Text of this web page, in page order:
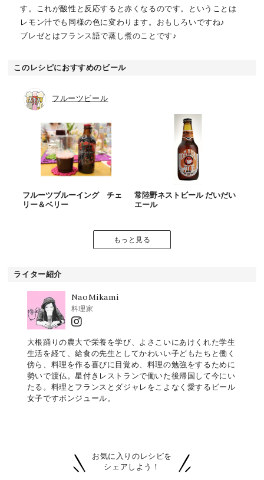
す。これが酸性と反応すると赤くなるのです。ということは
レモン汁でも同様の色に変わります。おもしろいですね♪
ブレゼとはフランス語で蒸し煮のことです♪
このレシピにおすすめのビール
フルーツビール
フルーツブルーイング チェ
リー＆ベリー
常陸野ネストビール だいだい
エール
もっと見る
ライター紹介
NaoMikami
料理家
大根踊りの農大で栄養を学び、よさこいにあけくれた学生
生活を経て、給食の先生としてかわいい子どもたちと働く
傍ら、料理を作る喜びに目覚め、料理の勉強をするために
勢いで渡仏。星付きレストランで働いた後帰国して今にい
たる。料理とフランスとダジャレをこよなく愛するビール
女子ですボンジュール。
お気に入りのレシピを
シェアしよう！